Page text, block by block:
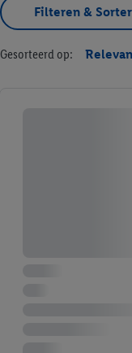
Filteren &
Gesorteerd op: